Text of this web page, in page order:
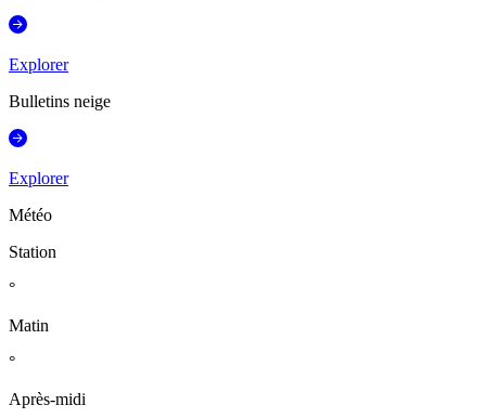
Explorer
Bulletins neige
Explorer
Météo
Station
°
Matin
°
Après-midi